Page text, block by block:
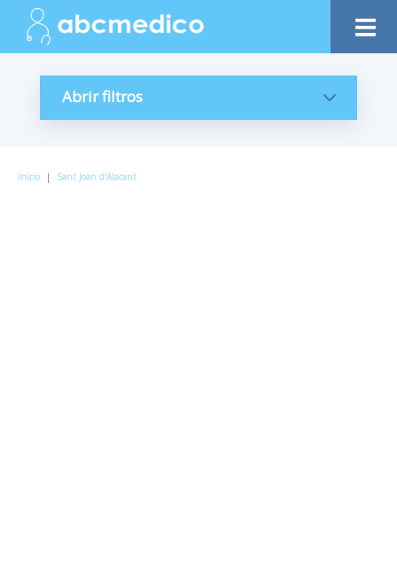
Abrir filtros
Inicio | Sant Joan d'Alacant